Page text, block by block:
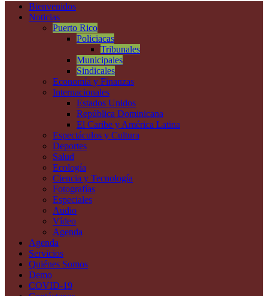
Bienvenidos
Noticias
Puerto Rico
Policiacas
Tribunales
Municipales
Sindicales
Economía y Finanzas
Internacionales
Estados Unidos
República Dominicana
El Caribe y América Latina
Espectáculos y Cultura
Deportes
Salud
Ecología
Ciencia y Tecnología
Fotografías
Especiales
Audio
Vídeo
Agenda
Agenda
Servicios
Quiénes Somos
Demo
COVID-19